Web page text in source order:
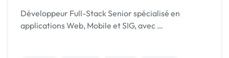
Développeur Full-Stack Senior spécialisé en
applications Web, Mobile et SIG, avec …